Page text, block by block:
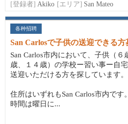
[登録者] Akiko [エリア] San Mateo
各种招聘
San Carlosで子供の送迎できる
San Carlos市内において、子供（６
歳、１４歳）の学校ー習い事ー自
送迎いただける方を探しています。
住所はいずれもSan Carlos市内です。
時間は曜日に...